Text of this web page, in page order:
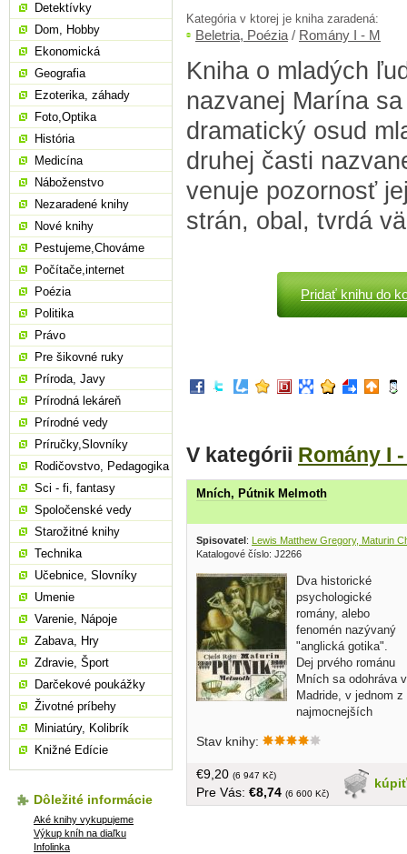
Kategória v ktorej je kniha zaradená:
Beletria, Poézia / Romány I - M
Kniha o mladých
nazvanej Marína
dramatický osud
druhej časti
venuje pozornosť
strán, obal, tvrdá
Pridať knihu do
V kategórii Romány I
Mních, Pútnik Melmoth
Spisovatel: Lewis Matthew Gregory, Maturin
Katalogové číslo: J2266
Dva historické
psychologické
romány, alebo
fenomén nazývaný
"anglická gotika".
Dej prvého románu
Mních sa odohráva v
Madride, v jednom z
najmocnejších
bohatstvom myšlienok, farbistým
hrôzostrašnosťou. Druhý román - súbor
príbehov, ktoré spája ústredná postava
prekliateho, ustavične sa po svete
Stav knihy:
kúpiť
€9,20 (6 947 Kč)
Pre Vás: €8,74 (6 600 Kč)
Detektívky
Dom, Hobby
Ekonomická
Geografia
Ezoterika, záhady
Foto,Optika
História
Medicína
Náboženstvo
Nezaradené knihy
Nové knihy
Pestujeme,Chováme
Počítače,internet
Poézia
Politika
Právo
Pre šikovné ruky
Príroda, Javy
Prírodná lekáreň
Prírodné vedy
Príručky,Slovníky
Rodičovstvo, Pedagogika
Sci - fi, fantasy
Spoločenské vedy
Starožitné knihy
Technika
Učebnice, Slovníky
Umenie
Varenie, Nápoje
Zabava, Hry
Zdravie, Šport
Darčekové poukážky
Životné príbehy
Miniatúry, Kolibrík
Knižné Edície
Dôležité informácie
Aké knihy vykupujeme
Výkup kníh na diaľku
Infolinka